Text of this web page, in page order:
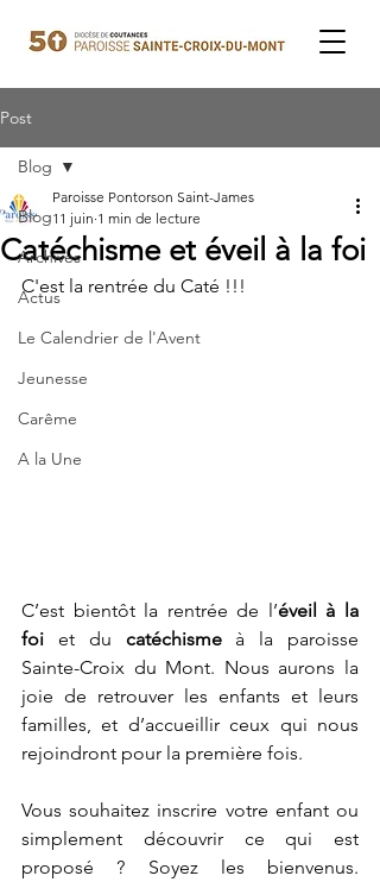
Post
Blog
Archives
Actus
Le Calendrier de l'Avent
Jeunesse
Carême
A la Une
Blog
Catéchisme et éveil à la foi
Paroisse Pontorson Saint-James
11 juin 1 min de lecture
C'est la rentrée du Caté !!!
C’est bientôt la rentrée de l’éveil à la
foi et du catéchisme à la paroisse
Sainte-Croix du Mont. Nous aurons la
joie de retrouver les enfants et leurs
familles, et d’accueillir ceux qui nous
rejoindront pour la première fois.
Vous souhaitez inscrire votre enfant ou
simplement découvrir ce qui est
proposé ? Soyez les bienvenus.